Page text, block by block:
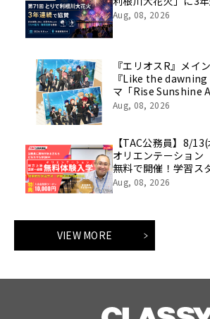
Aug, 08, 2026
『エリオスR』メイ
『Like the
マ「Rise Sunshine
Ver.」がフルサイズ配
Aug, 08, 2026
【TAC公務員】8/
オリエンテーション
無料で開催！学習ス
歩！
Aug, 08, 2026
VIEW MORE